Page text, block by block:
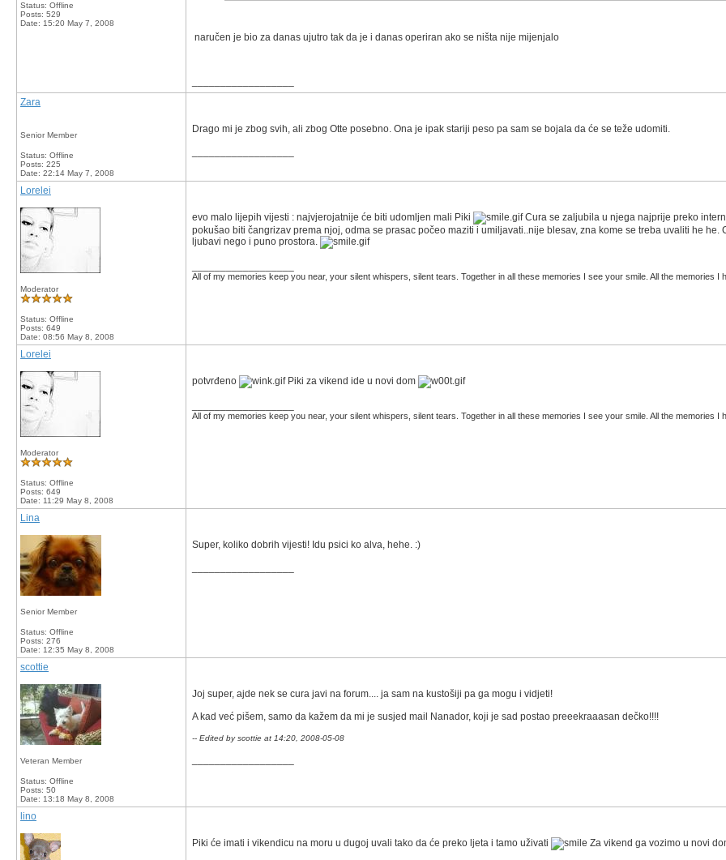
Status: Offline
Posts: 529
Date: 15:20 May 7, 2008
naručen je bio za danas ujutro tak da je i danas operiran ako se ništa nije mijenjalo
Zara
Senior Member
Status: Offline
Posts: 225
Date: 22:14 May 7, 2008
Drago mi je zbog svih, ali zbog Otte posebno. Ona je ipak stariji peso pa sam se bojala da će se teže udomiti.
Lorelei
Moderator
Status: Offline
Posts: 649
Date: 08:56 May 8, 2008
evo malo lijepih vijesti : najvjerojatnije će biti udomljen mali Piki
Cura se zaljubila u njega najprije preko
pokušao biti čangrizav prema njoj, odma se prasac počeo maziti i umiljavati..nije blesav, zna kome se treba uvaliti he
ljubavi nego i puno prostora.
All of my memories keep you near, your silent whispers, silent tears. Together in all these memories I see your smile. All the memories I
Lorelei
Moderator
Status: Offline
Posts: 649
Date: 11:29 May 8, 2008
potvrđeno Piki za vikend ide u novi dom
All of my memories keep you near, your silent whispers, silent tears. Together in all these memories I see your smile. All the memories I
Lina
Senior Member
Status: Offline
Posts: 276
Date: 12:35 May 8, 2008
Super, koliko dobrih vijesti! Idu psici ko alva, hehe. :)
scottie
Veteran Member
Status: Offline
Posts: 50
Date: 13:18 May 8, 2008
Joj super, ajde nek se cura javi na forum.... ja sam na kustošiji pa ga mogu i vidjeti!
A kad već pišem, samo da kažem da mi je susjed mail Nanador, koji je sad postao preeekraaasan dečko!!!!
-- Edited by scottie at 14:20, 2008-05-08
lino
Piki će imati i vikendicu na moru u dugoj uvali tako da će preko ljeta i tamo uživati Za vikend ga vozimo u novi